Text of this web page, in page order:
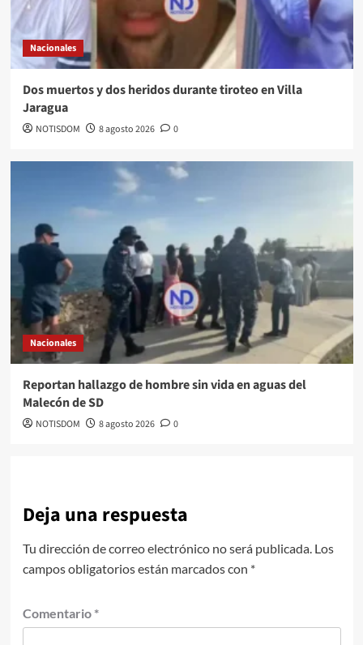
Nacionales
Dos muertos y dos heridos durante tiroteo en Villa
Jaragua
NOTISDOM 8 agosto 2026 0
Nacionales
Reportan hallazgo de hombre sin vida en aguas del
Malecón de SD
NOTISDOM 8 agosto 2026 0
Deja una respuesta
Tu dirección de correo electrónico no será publicada. Los
campos obligatorios están marcados con *
Comentario *